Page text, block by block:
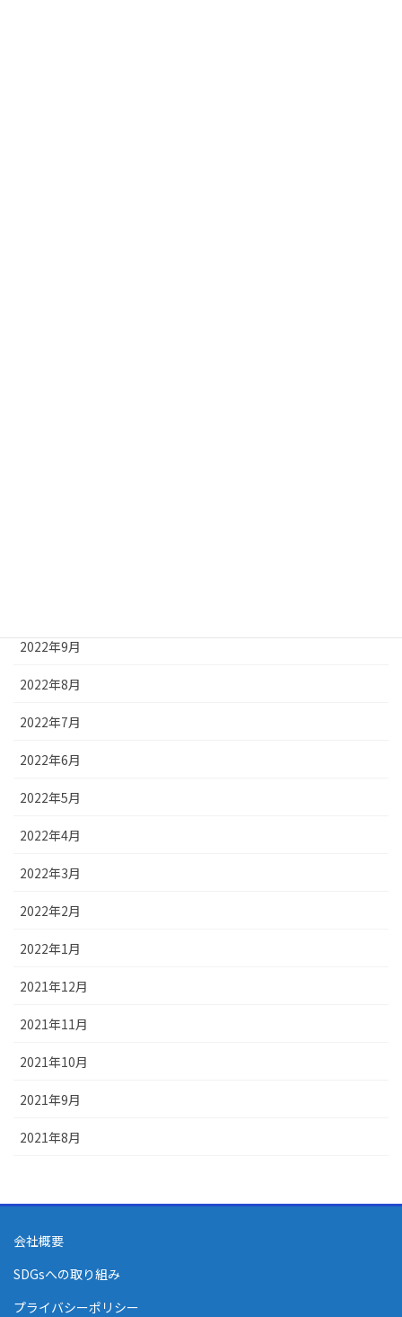
2022年9月
2022年8月
2022年7月
2022年6月
2022年5月
2022年4月
2022年3月
2022年2月
2022年1月
2021年12月
2021年11月
2021年10月
2021年9月
2021年8月
会社概要
SDGsへの取り組み
プライバシーポリシー